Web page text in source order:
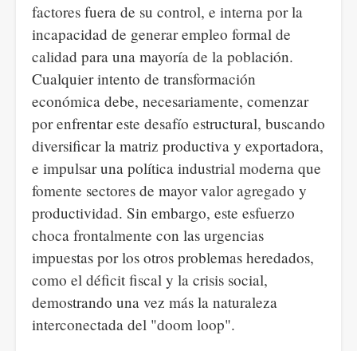
factores fuera de su control, e interna por la
incapacidad de generar empleo formal de
calidad para una mayoría de la población.
Cualquier intento de transformación
económica debe, necesariamente, comenzar
por enfrentar este desafío estructural, buscando
diversificar la matriz productiva y exportadora,
e impulsar una política industrial moderna que
fomente sectores de mayor valor agregado y
productividad. Sin embargo, este esfuerzo
choca frontalmente con las urgencias
impuestas por los otros problemas heredados,
como el déficit fiscal y la crisis social,
demostrando una vez más la naturaleza
interconectada del "doom loop".